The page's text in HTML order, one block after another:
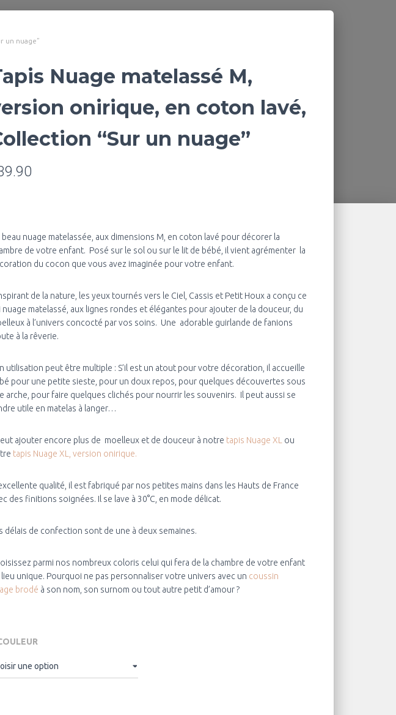
un nuage”
Nuage matelassé M,
onirique, en coton lavé,
“Sur un nuage”
beau nuage matelassée, aux dimensions M, en coton lavé pour décorer la
de votre enfant. Posé sur le sol ou sur le lit de bébé, il vient agrémenter la
du cocon que vous avez imaginée pour votre enfant.
de la nature, les yeux tournés vers le Ciel, Cassis et Petit Houx a conçu ce
nuage matelassé, aux lignes rondes et élégantes pour ajouter de la douceur, du
à l’univers concocté par vos soins. Une adorable guirlande de fanions
à la rêverie.
utilisation peut être multiple : S’il est un atout pour votre décoration, il accueille
pour une petite sieste, pour un doux repos, pour quelques découvertes sous
arche, pour faire quelques clichés pour nourrir les souvenirs. Il peut aussi se
utile en matelas à langer…
ajouter encore plus de moelleux et de douceur à notre tapis Nuage XL ou
tapis Nuage XL, version onirique.
qualité, il est fabriqué par nos petites mains dans les Hauts de France
des finitions soignées. Il se lave à 30°C, en mode délicat.
délais de confection sont de une à deux semaines.
parmi nos nombreux coloris celui qui fera de la chambre de votre enfant
lieu unique. Pourquoi ne pas personnaliser votre univers avec un coussin
brodé à son nom, son surnom ou tout autre petit d’amour ?